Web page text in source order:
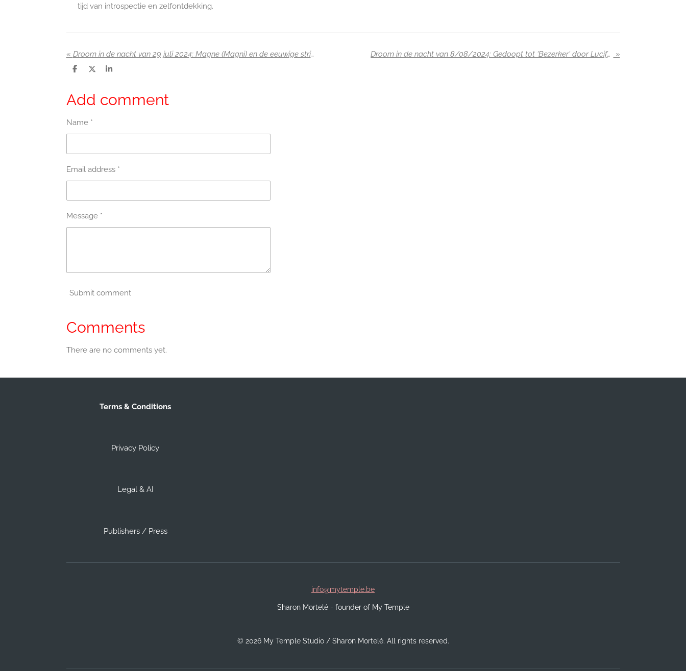
tijd van introspectie en zelfontdekking.
« Droom in de nacht van 29 juli 2024: Magne (Magni) en de eeuwige strijd tegen het water Droom in de nacht van 8/08/2024: Gedoopt tot 'Bezerker' door Lucifer zelf! »
S
e
S
r
e
S
e
Add comment
Name *
Email address *
Message *
Submit comment
Comments
There are no comments yet.
Terms & Conditions
Privacy Policy
Legal & AI
Publishers / Press
info@mytemple.be
Sharon Mortelé - founder of My Temple
© 2026 My Temple Studio / Sharon Mortelé. All rights reserved.